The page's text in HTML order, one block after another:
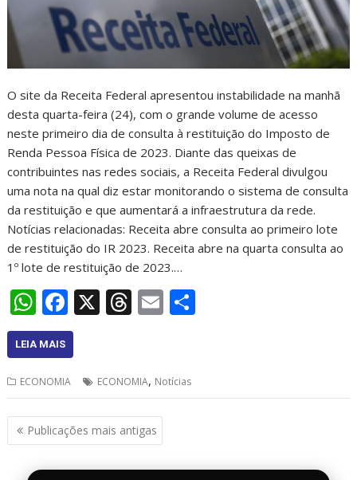
O site da Receita Federal apresentou instabilidade na manhã
desta quarta-feira (24), com o grande volume de acesso
neste primeiro dia de consulta à restituição do Imposto de
Renda Pessoa Física de 2023. Diante das queixas de
contribuintes nas redes sociais, a Receita Federal divulgou
uma nota na qual diz estar monitorando o sistema de consulta
da restituição e que aumentará a infraestrutura da rede.
Notícias relacionadas: Receita abre consulta ao primeiro lote
de restituição do IR 2023. Receita abre na quarta consulta ao
1º lote de restituição de 2023.…
W
h
at
s
A
p
p
F
ac
e
b
o
o
k
X T
a
d
s
E
l
LEIA MAIS
ECONOMIA ECONOMIA, Notícias
Navegação
por
posts
Publicações mais antigas